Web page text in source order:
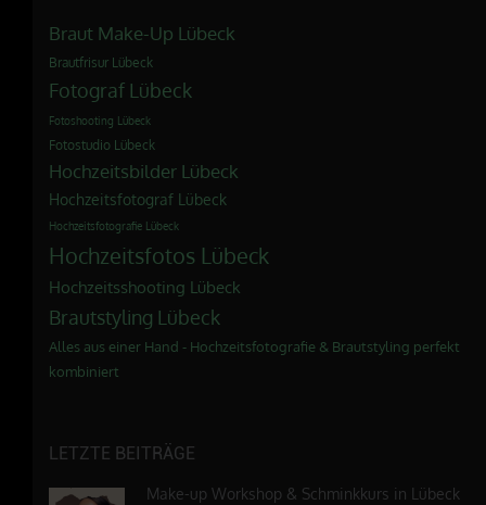
Braut Make-Up Lübeck
Brautfrisur Lübeck
Fotograf Lübeck
Fotoshooting Lübeck
Fotostudio Lübeck
Hochzeitsbilder Lübeck
Hochzeitsfotograf Lübeck
Hochzeitsfotografie Lübeck
Hochzeitsfotos Lübeck
Hochzeitsshooting Lübeck
Brautstyling Lübeck
Alles aus einer Hand - Hochzeitsfotografie & Brautstyling perfekt
kombiniert
LETZTE BEITRÄGE
Make-up Workshop & Schminkkurs in Lübeck